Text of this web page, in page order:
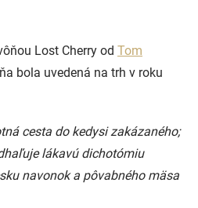
Lost Cherry od Tom
bola uvedená na trh v roku
cesta do kedysi zakázaného;
lákavú dichotómiu
navonok a pôvabného mäsa